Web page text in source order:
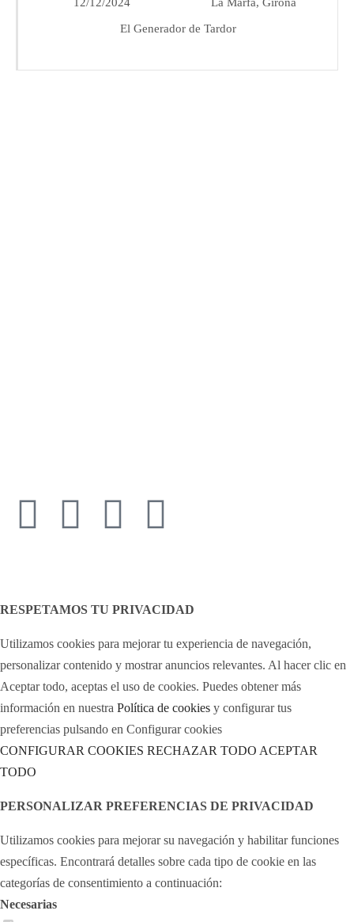
El Generador de Tardor
RESPETAMOS TU PRIVACIDAD
Utilizamos cookies para mejorar tu experiencia de navegación,
personalizar contenido y mostrar anuncios relevantes. Al hacer clic en
Aceptar todo, aceptas el uso de cookies. Puedes obtener más
información en nuestra Política de cookies y configurar tus
preferencias pulsando en Configurar cookies
CONFIGURAR COOKIES RECHAZAR TODO ACEPTAR
TODO
PERSONALIZAR PREFERENCIAS DE PRIVACIDAD
Utilizamos cookies para mejorar su navegación y habilitar funciones
específicas. Encontrará detalles sobre cada tipo de cookie en las
categorías de consentimiento a continuación:
Necesarias